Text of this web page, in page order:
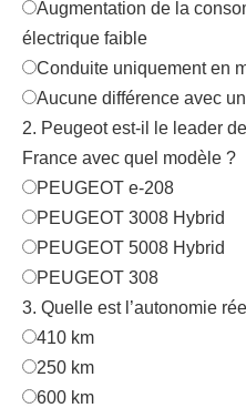
Augmentation de la
électrique faible
Conduite uniquement en
Aucune différence avec
2. Peugeot est-il le leader
France avec quel modèle ?
PEUGEOT e-208
PEUGEOT 3008 Hybrid
PEUGEOT 5008 Hybrid
PEUGEOT 308
3. Quelle est l’autonomie
410 km
250 km
600 km